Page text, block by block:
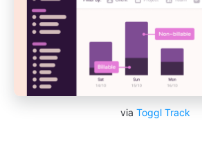
via Toggl Track